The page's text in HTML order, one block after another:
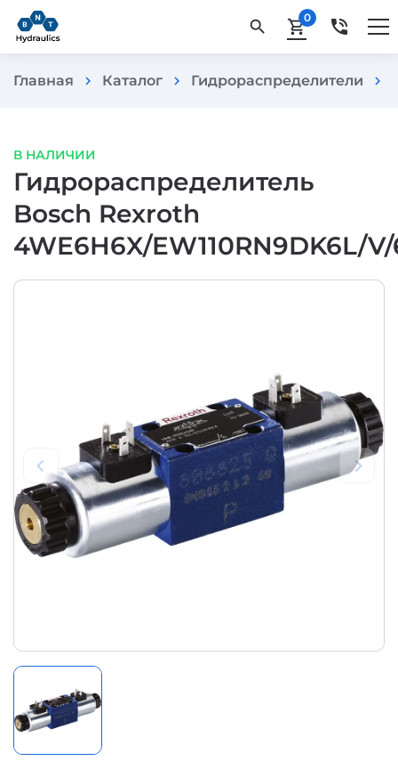
search shopping_cart0 phone_in_talk
Главная chevron_right Каталог chevron_right Гидрораспределители chevron_right
В НАЛИЧИИ
Гидрораспределитель
Bosch Rexroth
4WE6H6X/EW110RN9DK6L/